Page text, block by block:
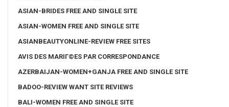
ASIAN-BRIDES FREE AND SINGLE SITE
ASIAN-WOMEN FREE AND SINGLE SITE
ASIANBEAUTYONLINE-REVIEW FREE SITES
AVIS DES MARIГ©ES PAR CORRESPONDANCE
AZERBAIJAN-WOMEN+GANJA FREE AND SINGLE SITE
BADOO-REVIEW WANT SITE REVIEWS
BALI-WOMEN FREE AND SINGLE SITE